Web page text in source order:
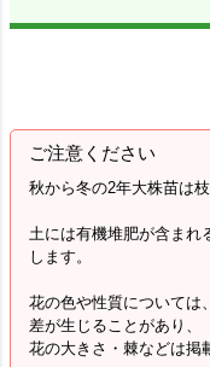
ご注意ください
秋から冬の2年大株苗は
土には有機堆肥が含まれ
します。
花の色や性質については
差が生じることがあり、
花の大きさ・棘などは掲